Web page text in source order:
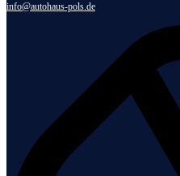
info@autohaus-pols.de